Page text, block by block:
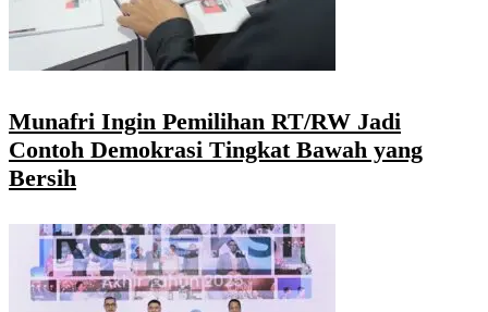
Munafri Ingin Pemilihan RT/RW Jadi
Contoh Demokrasi Tingkat Bawah yang
Bersih